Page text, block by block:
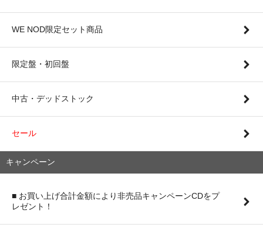
WE NOD限定セット商品
限定盤・初回盤
中古・デッドストック
セール
キャンペーン
■ お買い上げ合計金額により非売品キャンペーンCDをプ
レゼント！